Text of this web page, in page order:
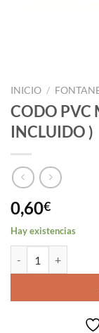
INICIO /
CODO PVC
INCLUIDO )
0,60€
Hay existencias